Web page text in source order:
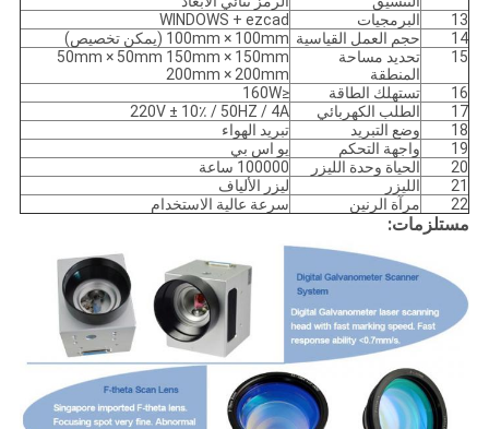
13
البرمجيات
WINDOWS + ezcad
14
حجم العمل القياسية 100mm × 100mm (يمكن تخصيص)
15
تحديد مساحة
المنطقة
50mm × 50mm 150mm × 150mm
200mm × 200mm
16
تستهلك الطاقة
≤160W
17
الطلب الكهربائي
220V ± 10٪ / 50HZ / 4A
18
وضع التبريد
تبريد الهواء
19
واجهة التحكم
يو اس بي
20
الحياة وحدة الليزر
100000 ساعة
21
الليزر
ليزر الألياف
22
مرآة الرنين سرعة عالية الاستخدام
مستلزمات: